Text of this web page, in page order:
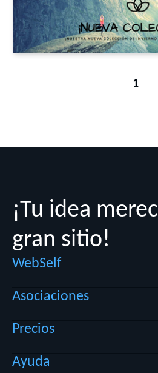
Moda y Diseño
1
¡Tu idea
gran sitio!
WebSelf
Sobre WebSelf
Implicación social
Asociaciones
Asociaciones
Precios
Nombre de dominio
Ayuda